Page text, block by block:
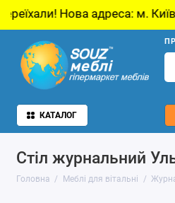
адреса: м. Київ, просп. С.
КАТАЛОГ
Стіл журнальний
Головна Меблі для вітальні